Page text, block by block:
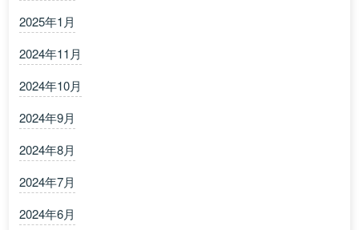
2025年1月
2024年11月
2024年10月
2024年9月
2024年8月
2024年7月
2024年6月